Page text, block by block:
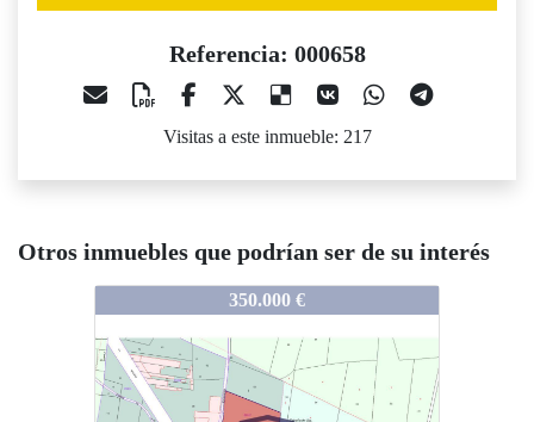
Referencia: 000658
Visitas a este inmueble: 217
Otros inmuebles que podrían ser de su interés
350.000 €
000658